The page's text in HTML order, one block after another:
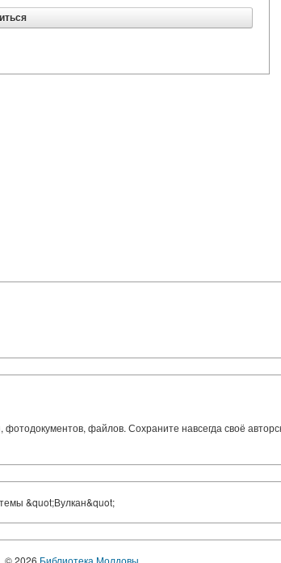
файлов. Сохраните навсегда своё
&quot;Вулкан&quot;
© 2026 Библиотека Молдовы